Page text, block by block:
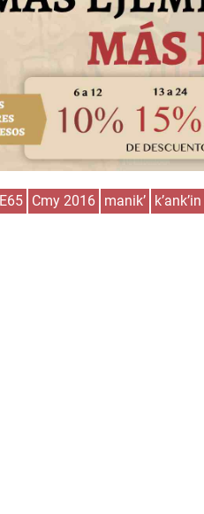
Cmy 2016 manik’ k’ank’in